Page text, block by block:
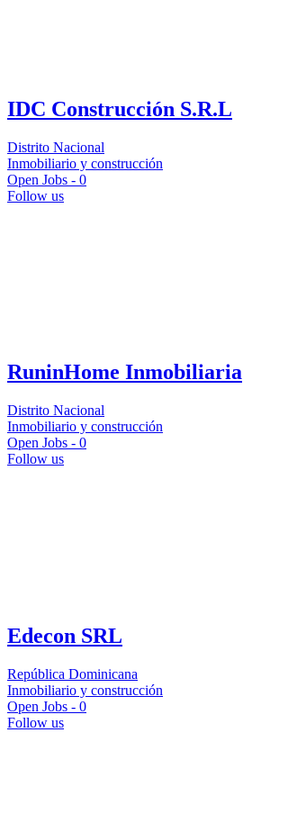
IDC Construcción S.R.L
Distrito Nacional
Inmobiliario y construcción
Open Jobs - 0
Follow us
RuninHome Inmobiliaria
Distrito Nacional
Inmobiliario y construcción
Open Jobs - 0
Follow us
Edecon SRL
República Dominicana
Inmobiliario y construcción
Open Jobs - 0
Follow us